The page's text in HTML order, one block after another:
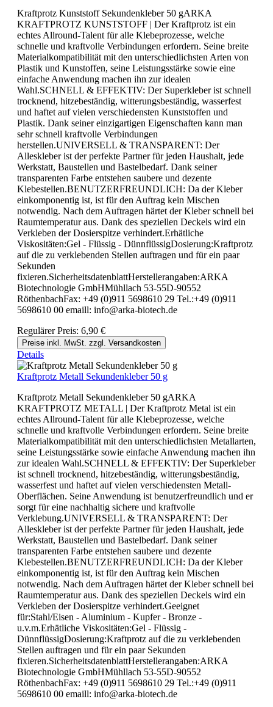
Kraftprotz Kunststoff Sekundenkleber 50 gARKA
KRAFTPROTZ KUNSTSTOFF | Der Kraftprotz ist ein
echtes Allround-Talent für alle Klebeprozesse, welche
schnelle und kraftvolle Verbindungen erfordern. Seine breite
Materialkompatibilität mit den unterschiedlichsten Arten von
Plastik und Kunstoffen, seine Leistungsstärke sowie eine
einfache Anwendung machen ihn zur idealen
Wahl.SCHNELL & EFFEKTIV: Der Superkleber ist schnell
trocknend, hitzebeständig, witterungsbeständig, wasserfest
und haftet auf vielen verschiedensten Kunststoffen und
Plastik. Dank seiner einzigartigen Eigenschaften kann man
sehr schnell kraftvolle Verbindungen
herstellen.UNIVERSELL & TRANSPARENT: Der
Alleskleber ist der perfekte Partner für jeden Haushalt, jede
Werkstatt, Baustellen und Bastelbedarf. Dank seiner
transparenten Farbe entstehen saubere und dezente
Klebestellen.BENUTZERFREUNDLICH: Da der Kleber
einkomponentig ist, ist für den Auftrag kein Mischen
notwendig. Nach dem Auftragen härtet der Kleber schnell bei
Raumtemperatur aus. Dank des speziellen Deckels wird ein
Verkleben der Dosierspitze verhindert.Erhätliche
Viskositäten:Gel - Flüssig - DünnflüssigDosierung:Kraftprotz
auf die zu verklebenden Stellen auftragen und für ein paar
Sekunden
fixieren.SicherheitsdatenblattHerstellerangaben:ARKA
Biotechnologie GmbHMühllach 53-55D-90552
RöthenbachFax: +49 (0)911 5698610 29 Tel.:+49 (0)911
5698610 00 emaill: info@arka-biotech.de
Regulärer Preis: 6,90 €
Preise inkl. MwSt. zzgl. Versandkosten
Details
Kraftprotz Metall Sekundenkleber 50 g
Kraftprotz Metall Sekundenkleber 50 gARKA
KRAFTPROTZ METALL | Der Kraftprotz Metal ist ein
echtes Allround-Talent für alle Klebeprozesse, welche
schnelle und kraftvolle Verbindungen erfordern. Seine breite
Materialkompatibilität mit den unterschiedlichsten Metallarten,
seine Leistungsstärke sowie einfache Anwendung machen ihn
zur idealen Wahl.SCHNELL & EFFEKTIV: Der Superkleber
ist schnell trocknend, hitzebeständig, witterungsbeständig,
wasserfest und haftet auf vielen verschiedensten Metall-
Oberflächen. Seine Anwendung ist benutzerfreundlich und er
sorgt für eine nachhaltig sichere und kraftvolle
Verklebung.UNIVERSELL & TRANSPARENT: Der
Alleskleber ist der perfekte Partner für jeden Haushalt, jede
Werkstatt, Baustellen und Bastelbedarf. Dank seiner
transparenten Farbe entstehen saubere und dezente
Klebestellen.BENUTZERFREUNDLICH: Da der Kleber
einkomponentig ist, ist für den Auftrag kein Mischen
notwendig. Nach dem Auftragen härtet der Kleber schnell bei
Raumtemperatur aus. Dank des speziellen Deckels wird ein
Verkleben der Dosierspitze verhindert.Geeignet
für:Stahl/Eisen - Aluminium - Kupfer - Bronze -
u.v.m.Erhätliche Viskositäten:Gel - Flüssig -
DünnflüssigDosierung:Kraftprotz auf die zu verklebenden
Stellen auftragen und für ein paar Sekunden
fixieren.SicherheitsdatenblattHerstellerangaben:ARKA
Biotechnologie GmbHMühllach 53-55D-90552
RöthenbachFax: +49 (0)911 5698610 29 Tel.:+49 (0)911
5698610 00 emaill: info@arka-biotech.de